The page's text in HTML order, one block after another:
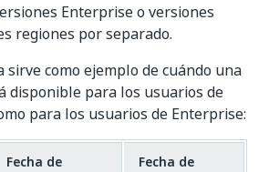
Enterprise o versiones
regiones por separado.
como ejemplo de cuándo una
disponible para los usuarios de
para los usuarios de Enterprise:
Fecha de
Fecha de